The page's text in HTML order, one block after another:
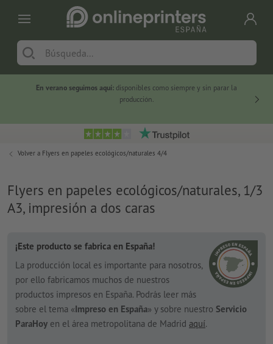
En verano seguimos aquí: disponibles como siempre y sin parar la
producción.
Volver a Flyers en papeles ecológicos/naturales 4/4
Flyers en papeles ecológicos/naturales, 1/3
A3, impresión a dos caras
¡Este producto se fabrica en España!
La producción local es importante para nosotros,
por ello fabricamos muchos de nuestros
productos impresos en España. Podrás leer más
sobre el tema «Impreso en España» y sobre nuestro Servicio
ParaHoy en el área metropolitana de Madrid aquí.